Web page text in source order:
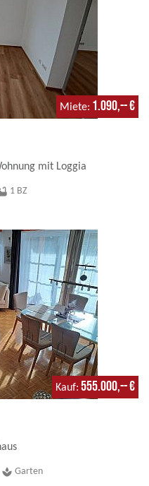
Miete 1.090,-- €
mit Loggia
1 BZ
Kauf 555.000,-- €
spa Garten